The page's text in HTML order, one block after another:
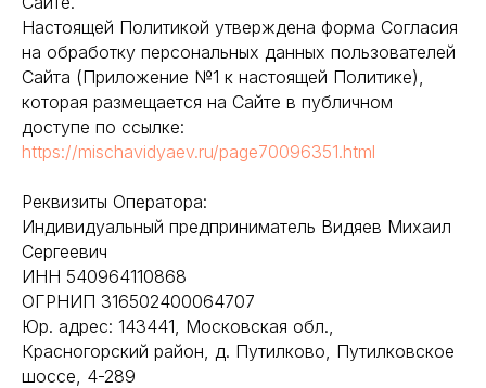
Настоящей Политикой утверждена форма Согласия
на обработку персональных данных пользователей
Сайта (Приложение №1 к настоящей Политике),
которая размещается на Сайте в публичном
доступе по ссылке:
https://mischavidyaev.ru/page70096351.html
Реквизиты Оператора:
Индивидуальный предприниматель Видяев Михаил
Сергеевич
ИНН 540964110868
ОГРНИП 316502400064707
Юр. адрес: 143441, Московская обл.,
Красногорский район, д. Путилково, Путилковское
шоссе, 4-289